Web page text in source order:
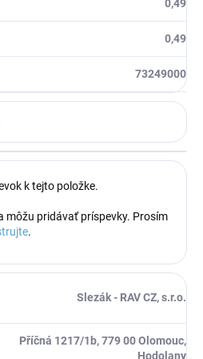
0,49
0,49
73249000
k tejto položke.
môžu pridávať príspevky. Prosím
.
Slezák - RAV CZ, s.r.o.
Příčná 1217/1b, 779 00 Olomouc,
Hodolany